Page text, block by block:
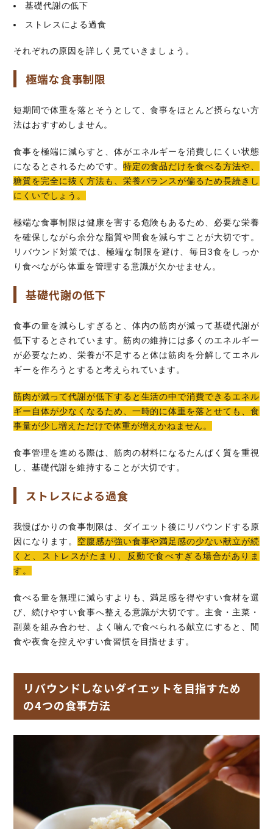
基礎代謝の低下
ストレスによる過食
それぞれの原因を詳しく見ていきましょう。
極端な食事制限
短期間で体重を落とそうとして、食事をほとんど摂らない方
法はおすすめしません。
食事を極端に減らすと、体がエネルギーを消費しにくい状態
になるとされるためです。 特定の食品だけを食べる方法や、
糖質を完全に抜く方法も、栄養バランスが偏るため長続きし
にくいでしょう。
極端な食事制限は健康を害する危険もあるため、必要な栄養
を確保しながら余分な脂質や間食を減らすことが大切です。
リバウンド対策では、極端な制限を避け、毎日3食をしっか
り食べながら体重を管理する意識が欠かせません。
基礎代謝の低下
食事の量を減らしすぎると、体内の筋肉が減って基礎代謝が
低下するとされています。筋肉の維持には多くのエネルギー
が必要なため、栄養が不足すると体は筋肉を分解してエネル
ギーを作ろうとすると考えられています。
筋肉が減って代謝が低下すると生活の中で消費できるエネル
ギー自体が少なくなるため、一時的に体重を落とせても、食
事量が少し増えただけで体重が増えかねません。
食事管理を進める際は、筋肉の材料になるたんぱく質を重視
し、基礎代謝を維持することが大切です。
ストレスによる過食
我慢ばかりの食事制限は、ダイエット後にリバウンドする原
因になります。 空腹感が強い食事や満足感の少ない献立が続
くと、ストレスがたまり、反動で食べすぎる場合がありま
す。
食べる量を無理に減らすよりも、満足感を得やすい食材を選
び、続けやすい食事へ整える意識が大切です。主食・主菜・
副菜を組み合わせ、よく噛んで食べられる献立にすると、間
食や夜食を控えやすい食習慣を目指せます。
リバウンドしないダイエットを目指すため
の4つの食事方法